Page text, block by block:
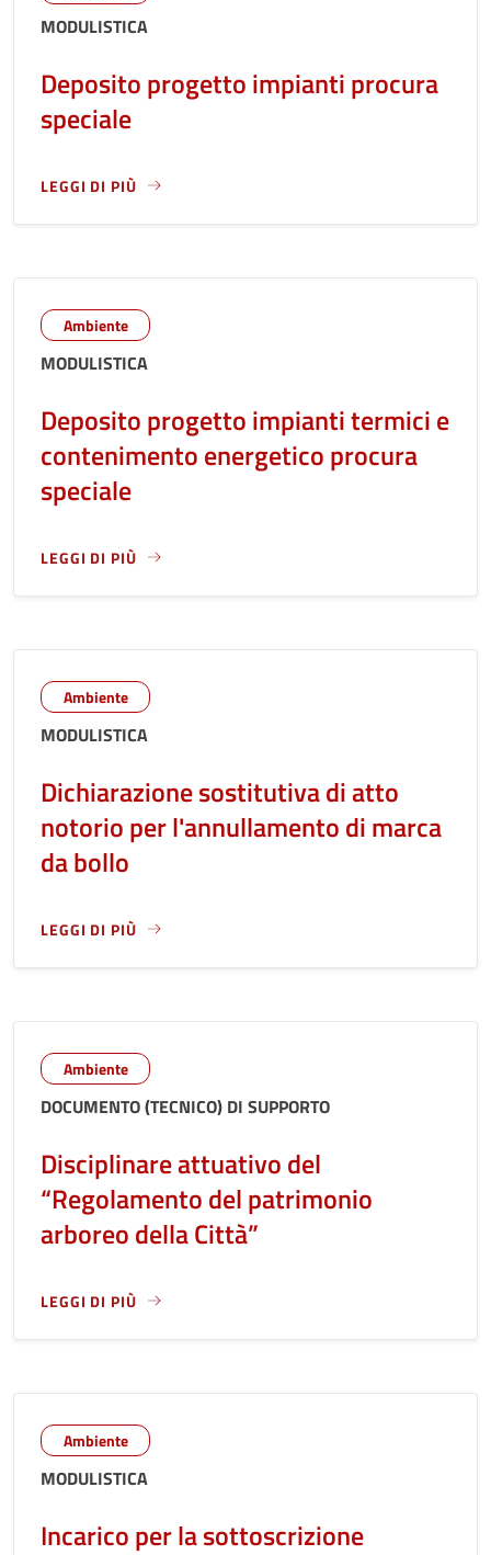
MODULISTICA
Deposito progetto impianti procura
speciale
LEGGI DI PIÙ
LEGGI ANCORA RIGUARDO A: DEPOSITO PROGETTO
Ambiente
MODULISTICA
Deposito progetto impianti termici e
contenimento energetico procura
speciale
LEGGI DI PIÙ
LEGGI ANCORA RIGUARDO A: DEPOSITO PROGETTO
Ambiente
MODULISTICA
Dichiarazione sostitutiva di atto
notorio per l'annullamento di marca
da bollo
LEGGI DI PIÙ
LEGGI ANCORA RIGUARDO A: DICHIARAZIONE
Ambiente
DOCUMENTO (TECNICO) DI SUPPORTO
Disciplinare attuativo del
“Regolamento del patrimonio
arboreo della Città”
LEGGI DI PIÙ
LEGGI ANCORA RIGUARDO A: DISCIPLINARE ATTUATIVO
Ambiente
MODULISTICA
Incarico per la sottoscrizione